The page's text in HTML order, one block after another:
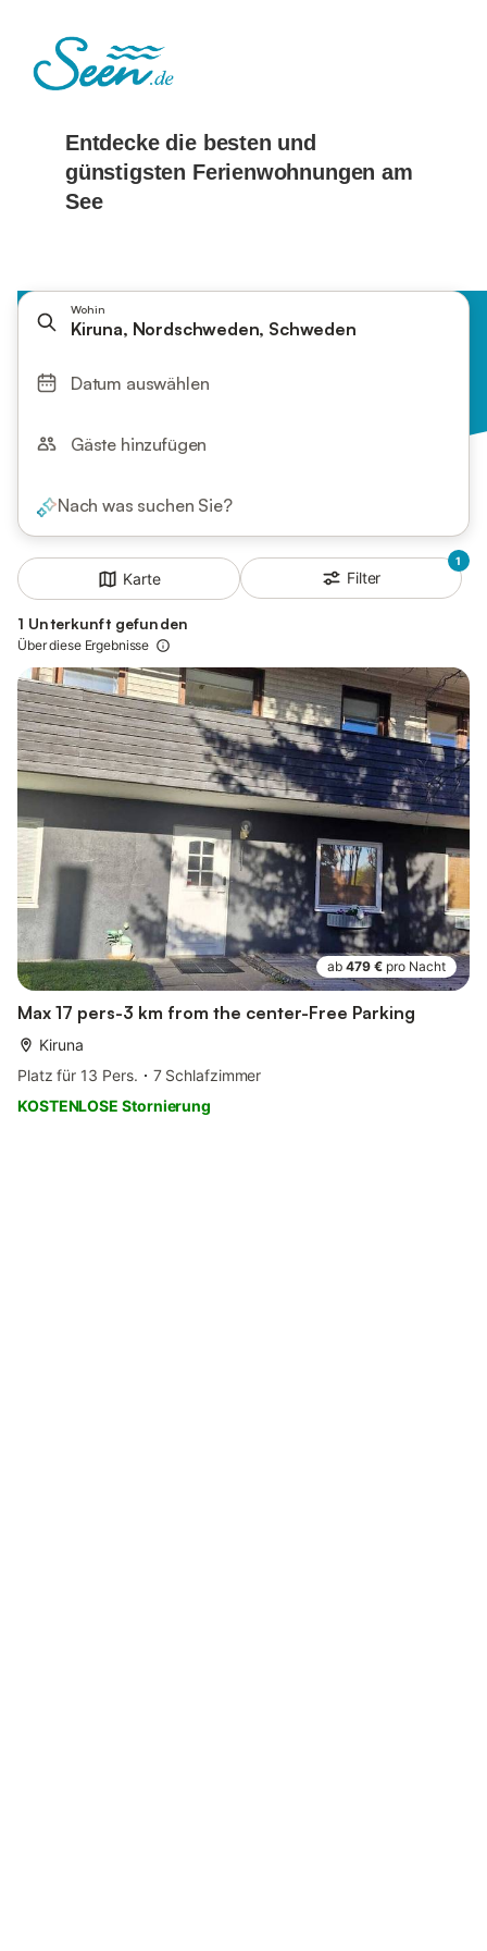
Wohin
Kiruna, Nordschweden, Schweden
Datum auswählen
Gäste hinzufügen
Nach was suchen Sie?
Karte
1
Filter
1 Unterkunft gefunden
Über diese Ergebnisse
ab 479 € pro Nacht
Max 17 pers-3 km from the center-Free Parking
Kiruna
Platz für 13 Pers.
7 Schlafzimmer
KOSTENLOSE Stornierung